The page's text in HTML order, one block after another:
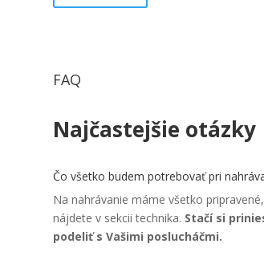
FAQ
Najčastejšie otázky
Čo všetko budem potrebovať pri
Na nahrávanie máme všetko
nájdete v sekcii technika. Stačí si
podeliť s Vašimi poslucháčmi.